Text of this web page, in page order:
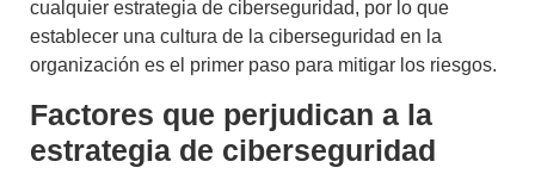
cualquier estrategia de ciberseguridad, por lo que
establecer una cultura de la ciberseguridad en la
organización es el primer paso para mitigar los riesgos.
Factores que perjudican a la
estrategia de ciberseguridad